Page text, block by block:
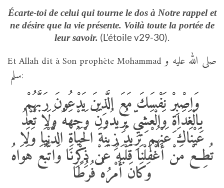
Écarte-toi de celui qui tourne le dos à Notre rappel et
ne désire que la vie présente. Voilà toute la portée de
leur savoir. (L’étoile v29-30).
Et Allah dit à Son prophète Mohammadصلى الله عليه و
سلم:
وَاصْبِرْ نَفْسَكَ مَعَ الَّذِينَ يَدْعُونَ رَبَّهُمْ
بِالْغَدَاةِ وَالْعَشِيِّ يُرِيدُونَ وَجْهَهُ وَلَا تَعْدُ
عَيْنَاكَ عَنْهُمْ تُرِيدُ زِينَةَ الْحَيَاةِ الدُّنْيَا وَلَا
تُطِعْ مَنْ أَغْفَلْنَا قَلْبَهُ عَنْ ذِكْرِنَا وَاتَّبَعَ هَوَاهُ
وَكَانَ أَمْرُهُ فُرُطًا